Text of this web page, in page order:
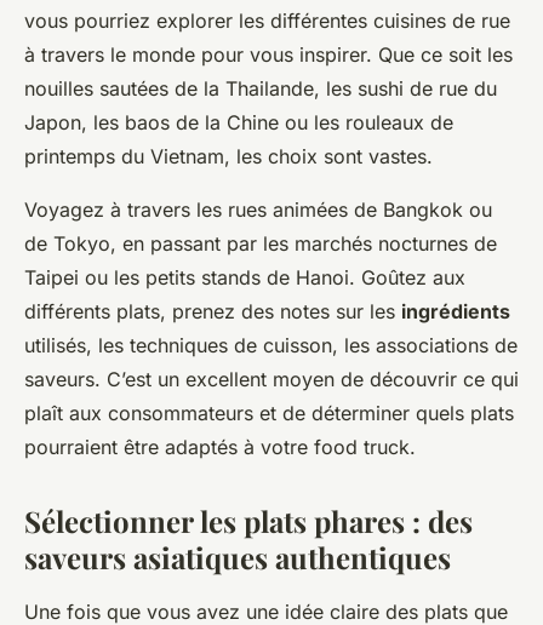
vous pourriez explorer les différentes cuisines de rue
à travers le monde pour vous inspirer. Que ce soit les
nouilles sautées de la Thailande, les sushi de rue du
Japon, les baos de la Chine ou les rouleaux de
printemps du Vietnam, les choix sont vastes.
Voyagez à travers les rues animées de Bangkok ou
de Tokyo, en passant par les marchés nocturnes de
Taipei ou les petits stands de Hanoi. Goûtez aux
différents plats, prenez des notes sur les ingrédients
utilisés, les techniques de cuisson, les associations de
saveurs. C’est un excellent moyen de découvrir ce qui
plaît aux consommateurs et de déterminer quels plats
pourraient être adaptés à votre food truck.
Sélectionner les plats phares : des
saveurs asiatiques authentiques
Une fois que vous avez une idée claire des plats que